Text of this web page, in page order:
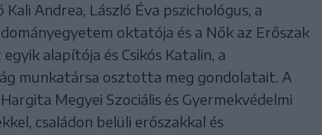
Andrea, László Éva pszichológus, a
oktatója és a Nők az Erőszak
alapítója és Csikós Katalin, a
munkatársa osztotta meg gondolatait. A
Megyei Szociális és Gyermekvédelmi
családon belüli erőszakkal és